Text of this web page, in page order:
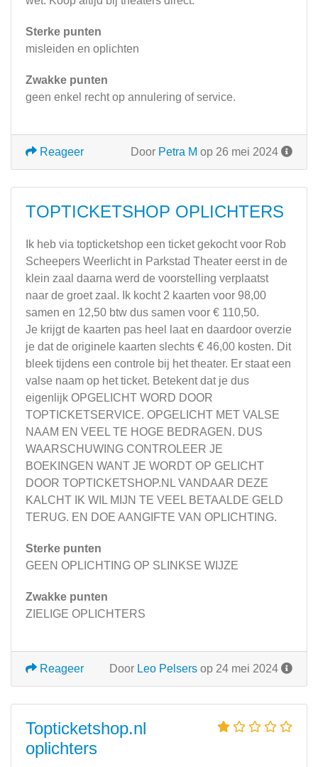
Sterke punten
misleiden en oplichten
Zwakke punten
geen enkel recht op annulering of service.
Door Petra M op 26 mei 2024
Reageer
TOPTICKETSHOP OPLICHTERS
Ik heb via topticketshop een ticket gekocht voor Rob
Scheepers Weerlicht in Parkstad Theater eerst in de
klein zaal daarna werd de voorstelling verplaatst
naar de groet zaal. Ik kocht 2 kaarten voor 98,00
samen en 12,50 btw dus samen voor € 110,50.
Je krijgt de kaarten pas heel laat en daardoor overzie
je dat de originele kaarten slechts € 46,00 kosten. Dit
bleek tijdens een controle bij het theater. Er staat een
valse naam op het ticket. Betekent dat je dus
eigenlijk OPGELICHT WORD DOOR
TOPTICKETSERVICE. OPGELICHT MET VALSE
NAAM EN VEEL TE HOGE BEDRAGEN. DUS
WAARSCHUWING CONTROLEER JE
BOEKINGEN WANT JE WORDT OP GELICHT
DOOR TOPTICKETSHOP.NL VANDAAR DEZE
KALCHT IK WIL MIJN TE VEEL BETAALDE GELD
TERUG. EN DOE AANGIFTE VAN OPLICHTING.
Sterke punten
GEEN OPLICHTING OP SLINKSE WIJZE
Zwakke punten
ZIELIGE OPLICHTERS
Door Leo Pelsers op 24 mei 2024
Reageer
Topticketshop.nl
oplichters